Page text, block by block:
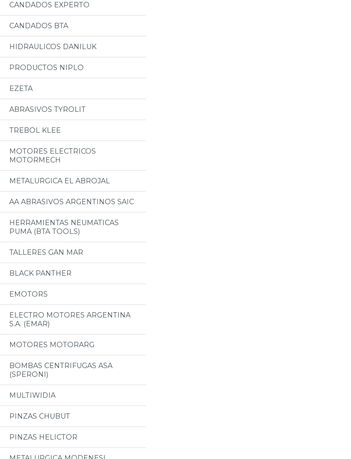
CANDADOS EXPERTO
CANDADOS BTA
HIDRAULICOS DANILUK
PRODUCTOS NIPLO
EZETA
ABRASIVOS TYROLIT
TREBOL KLEE
MOTORES ELECTRICOS
MOTORMECH
METALURGICA EL ABROJAL
AA ABRASIVOS ARGENTINOS SAIC
HERRAMIENTAS NEUMATICAS
PUMA (BTA TOOLS)
TALLERES GAN MAR
BLACK PANTHER
EMOTORS
ELECTRO MOTORES ARGENTINA
S.A. (EMAR)
MOTORES MOTORARG
BOMBAS CENTRIFUGAS ASA
(SPERONI)
MULTIWIDIA
PINZAS CHUBUT
PINZAS HELICTOR